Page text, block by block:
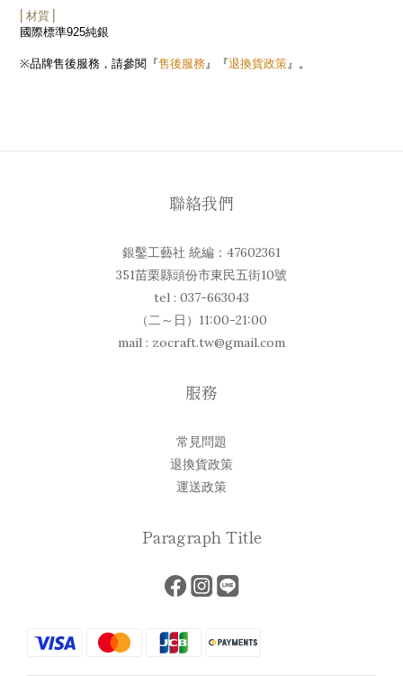
⎜材質⎟
國際標準925純銀
※品牌售後服務，請參閱『售後服務』『退換貨政策』。
聯絡我們
銀鑿工藝社 統編：47602361
351苗栗縣頭份市東民五街10號
tel : 037-663043
（二～日）11:00-21:00
mail : zocraft.tw@gmail.com
服務
常見問題
退換貨政策
運送政策
Paragraph Title